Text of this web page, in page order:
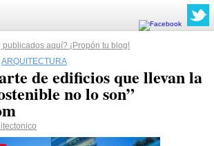
aquí? ¡Propón tu blog!
ARQUITECTURA
de edificios que llevan la
no lo son”